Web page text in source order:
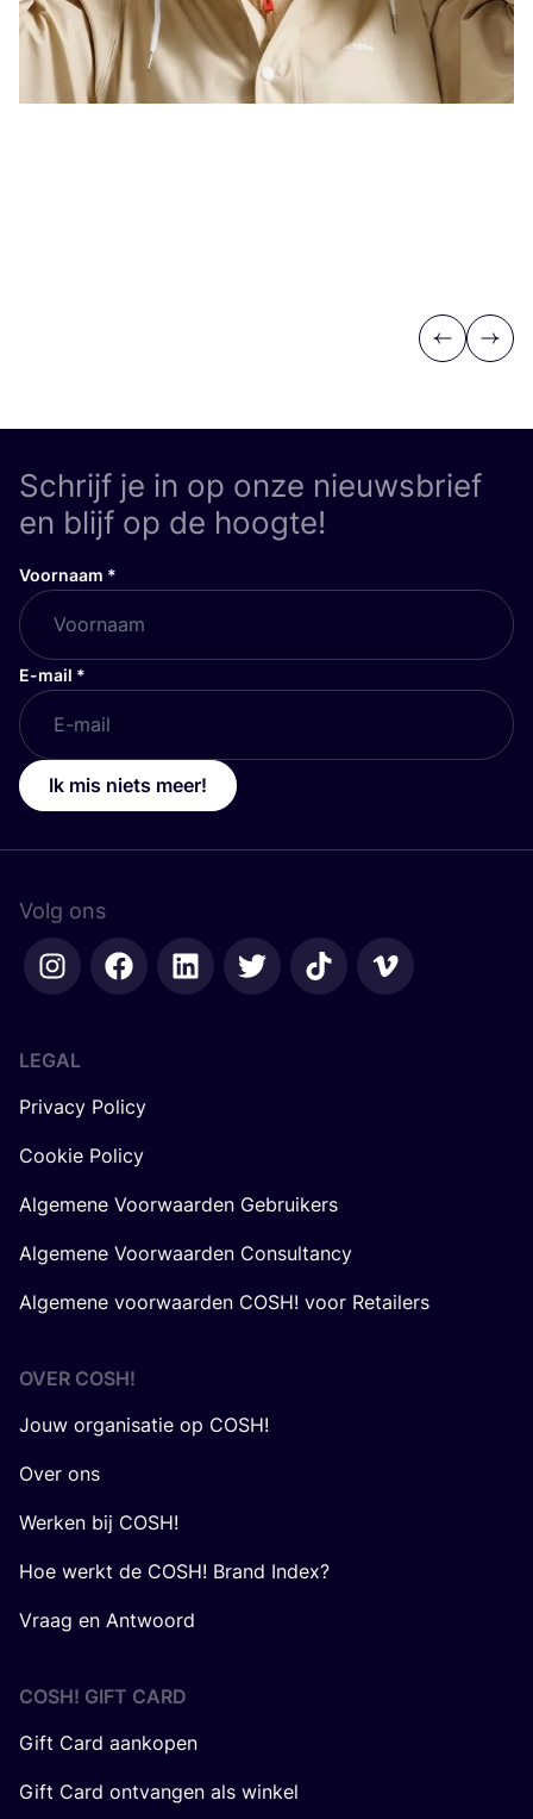
Previous
Next
Schrijf je in op onze nieuwsbrief
en blijf op de hoogte!
Voornaam *
E-mail *
Ik mis niets meer!
Volg ons
LEGAL
Privacy Policy
Cookie Policy
Algemene Voorwaarden Gebruikers
Algemene Voorwaarden Consultancy
Algemene voorwaarden COSH! voor Retailers
OVER COSH!
Jouw organisatie op COSH!
Over ons
Werken bij COSH!
Hoe werkt de COSH! Brand Index?
Vraag en Antwoord
COSH! GIFT CARD
Gift Card aankopen
Gift Card ontvangen als winkel